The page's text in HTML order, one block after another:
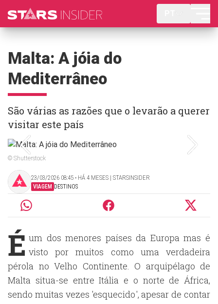
Malta: A jóia do
Mediterrâneo
São várias as razões que o levarão a querer
visitar este país
© Shutterstock
23/03/2026 08:45 ‧ HÁ 4 MESES | STARSINSIDER
VIAGEM DESTINOS
É um dos menores países da Europa mas é
visto por muitos como uma verdadeira
pérola no Velho Continente. O arquipélago de
Malta situa-se entre Itália e o norte de África,
sendo muitas vezes 'esquecido', apesar de contar